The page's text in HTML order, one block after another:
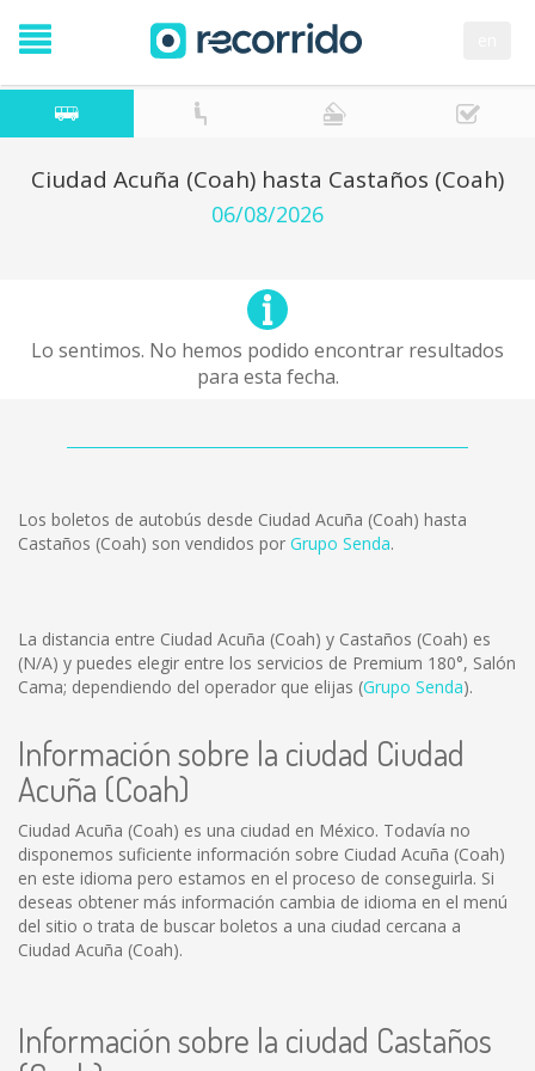
Ciudad Acuña (Coah) hasta Castaños (Coah)
06/08/2026
Lo sentimos. No hemos podido encontrar resultados
para esta fecha.
Los boletos de autobús desde Ciudad Acuña (Coah) hasta
Castaños (Coah) son vendidos por Grupo Senda.
La distancia entre Ciudad Acuña (Coah) y Castaños (Coah) es
(N/A) y puedes elegir entre los servicios de Premium 180°, Salón
Cama; dependiendo del operador que elijas (Grupo Senda).
Información sobre la ciudad Ciudad
Acuña (Coah)
Ciudad Acuña (Coah) es una ciudad en México. Todavía no
disponemos suficiente información sobre Ciudad Acuña (Coah)
en este idioma pero estamos en el proceso de conseguirla. Si
deseas obtener más información cambia de idioma en el menú
del sitio o trata de buscar boletos a una ciudad cercana a
Ciudad Acuña (Coah).
Información sobre la ciudad Castaños